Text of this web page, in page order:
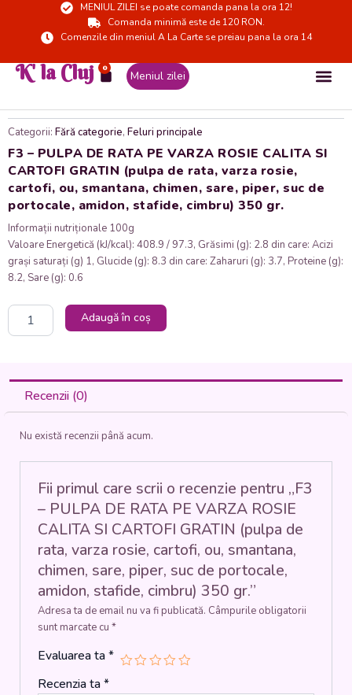
MENIUL ZILEI se poate comanda pana la ora 12!
Comanda minimă este de 120 RON.
Comenzile din meniul A La Carte se preiau pana la ora 14
K' la Cluj 0
Cart Meniul zilei
Categorii: Fără categorie, Feluri principale
F3 – PULPA DE RATA PE VARZA ROSIE CALITA SI
CARTOFI GRATIN (pulpa de rata, varza rosie,
cartofi, ou, smantana, chimen, sare, piper, suc de
portocale, amidon, stafide, cimbru) 350 gr.
Informații nutriționale 100g
Valoare Energetică (kJ/kcal): 408.9 / 97.3, Grăsimi (g): 2.8 din care: Acizi
grași saturați (g) 1, Glucide (g): 8.3 din care: Zaharuri (g): 3.7, Proteine (g):
8.2, Sare (g): 0.6
Cantitate
RATA
ROSIE
CARTOFI
cartofi,
smantana,
Adaugă în coș
Recenzii (0)
Nu există recenzii până acum.
Fii primul care scrii o recenzie pentru „F3
– PULPA DE RATA PE VARZA ROSIE
CALITA SI CARTOFI GRATIN (pulpa de
rata, varza rosie, cartofi, ou, smantana,
chimen, sare, piper, suc de portocale,
amidon, stafide, cimbru) 350 gr.”
Adresa ta de email nu va fi publicată. Câmpurile obligatorii
sunt marcate cu *
Evaluarea ta*
Recenzia ta*